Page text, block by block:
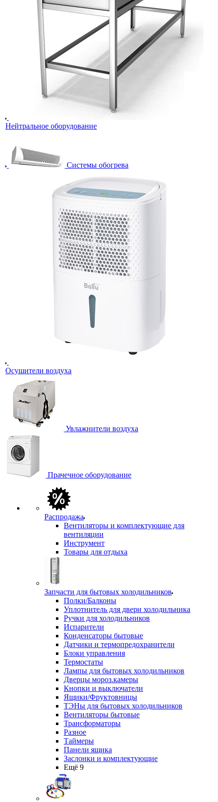
Нейтральное оборудование
Системы обогрева
Осушители воздуха
Увлажнители воздуха
Прачечное оборудование
Распродажа
Вентиляторы и комплектующие для
вентиляции
Инструмент
Товары для отдыха
Запчасти для бытовых холодильников
Полки/Балконы
Уплотнитель для двери холодильника
Ручки для холодильников
Испарители
Конденсаторы бытовые
Датчики и термопредохранители
Блоки управления
Термостаты
Лампы для бытовых холодильников
Дверцы мороз.камеры
Кнопки и выключатели
Ящики/Фруктовницы
ТЭНы для бытовых холодильников
Вентиляторы бытовые
Трансформаторы
Разное
Таймеры
Панели ящика
Заслонки и комплектующие
Ещё 9